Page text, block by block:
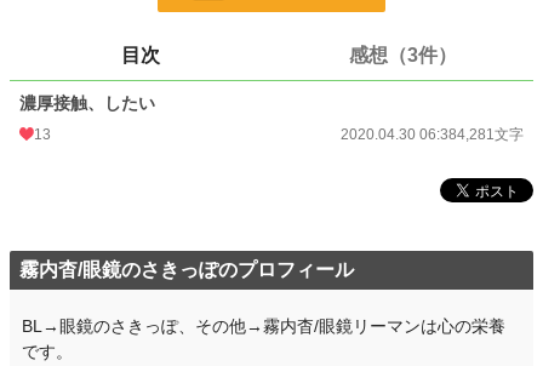
初回完結日時 2020.04.30 06:38
週間ポイント 0 pt (228,997 位)
目次 感想（3件）
濃厚接触、したい
13 2020.04.30 06:384,281文字
霧内杳/眼鏡のさきっぽのプロフィール
BL→眼鏡のさきっぽ、その他→霧内杳/眼鏡リーマンは心の栄養
です。